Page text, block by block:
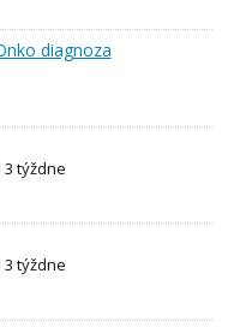
diagnoza
týždne
týždne